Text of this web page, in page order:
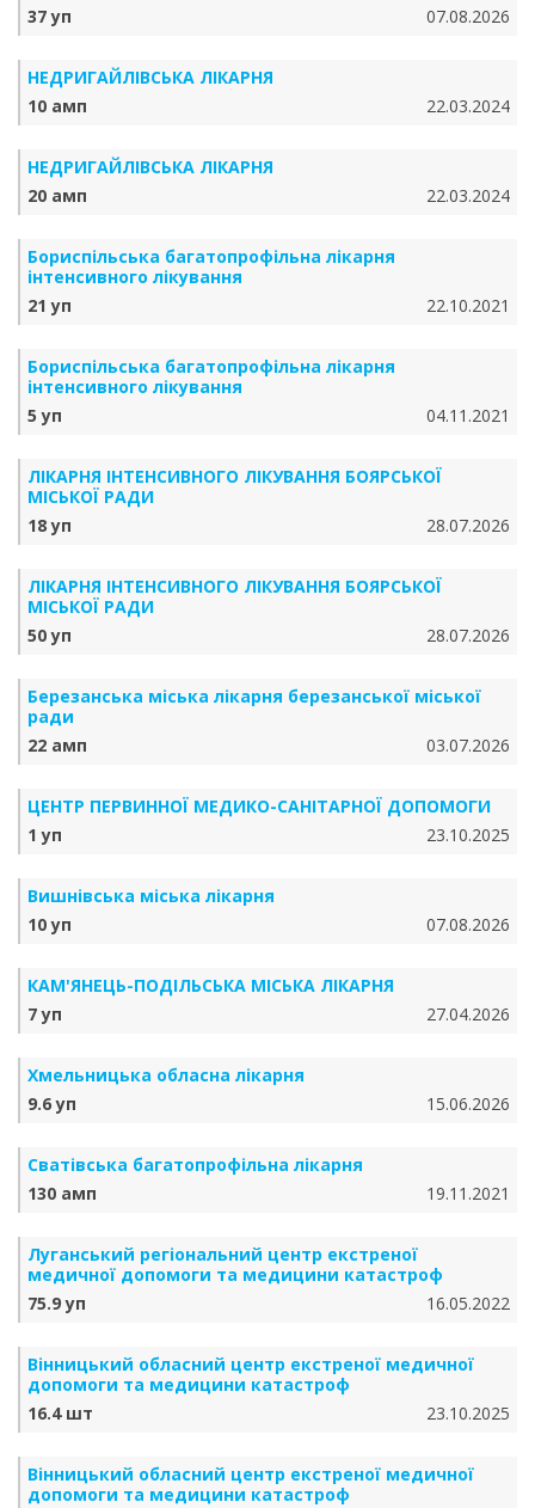
37 уп
07.08.2026
НЕДРИГАЙЛІВСЬКА ЛІКАРНЯ
10 амп
22.03.2024
НЕДРИГАЙЛІВСЬКА ЛІКАРНЯ
20 амп
22.03.2024
Бориспільська багатопрофільна лікарня
інтенсивного лікування
21 уп
22.10.2021
Бориспільська багатопрофільна лікарня
інтенсивного лікування
5 уп
04.11.2021
ЛІКАРНЯ ІНТЕНСИВНОГО ЛІКУВАННЯ БОЯРСЬКОЇ
МІСЬКОЇ РАДИ
18 уп
28.07.2026
ЛІКАРНЯ ІНТЕНСИВНОГО ЛІКУВАННЯ БОЯРСЬКОЇ
МІСЬКОЇ РАДИ
50 уп
28.07.2026
Березанська міська лікарня березанської міської
ради
22 амп
03.07.2026
ЦЕНТР ПЕРВИННОЇ МЕДИКО-САНІТАРНОЇ ДОПОМОГИ
1 уп
23.10.2025
Вишнівська міська лікарня
10 уп
07.08.2026
КАМ'ЯНЕЦЬ-ПОДІЛЬСЬКА МІСЬКА ЛІКАРНЯ
7 уп
27.04.2026
Хмельницька обласна лікарня
9.6 уп
15.06.2026
Сватівська багатопрофільна лікарня
130 амп
19.11.2021
Луганський регіональний центр екстреної
медичної допомоги та медицини катастроф
75.9 уп
16.05.2022
Вінницький обласний центр екстреної медичної
допомоги та медицини катастроф
16.4 шт
23.10.2025
Вінницький обласний центр екстреної медичної
допомоги та медицини катастроф